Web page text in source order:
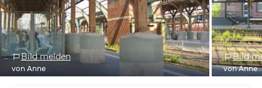
Bild melden
von Anne
Bild
von Anne